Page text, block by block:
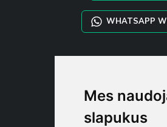
Mes
slapukus
WHATSAPP
TAYLOR MADE